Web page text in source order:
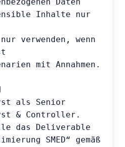
Inhalte nur
verwenden, wenn
mit Annahmen.
als Senior
& Controller.
das Deliverable
SMED“ gemäß